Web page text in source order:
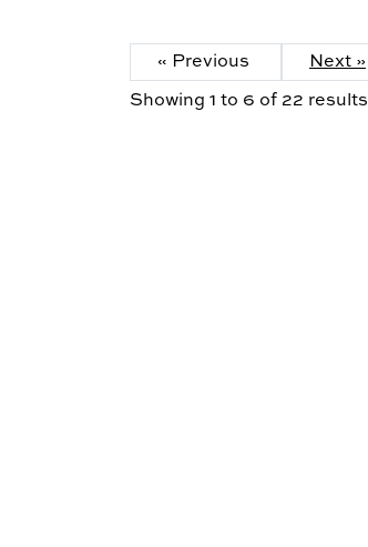
« Previous Next »
Showing 1 to 6 of 22 results